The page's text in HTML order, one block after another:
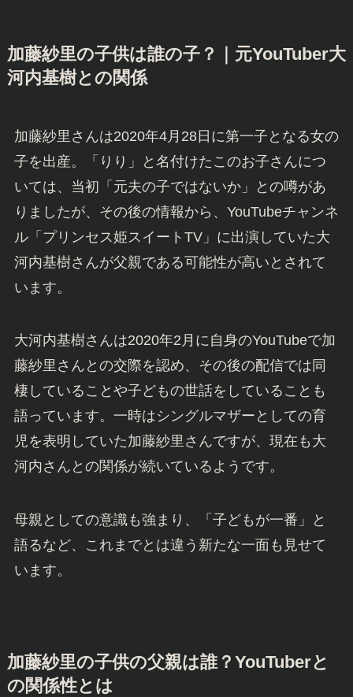
加藤紗里の子供は誰の子？｜元YouTuber大
河内基樹との関係
加藤紗里さんは2020年4月28日に第一子となる女の
子を出産。「りり」と名付けたこのお子さんにつ
いては、当初「元夫の子ではないか」との噂があ
りましたが、その後の情報から、YouTubeチャンネ
ル「プリンセス姫スイートTV」に出演していた大
河内基樹さんが父親である可能性が高いとされて
います。
大河内基樹さんは2020年2月に自身のYouTubeで加
藤紗里さんとの交際を認め、その後の配信では同
棲していることや子どもの世話をしていることも
語っています。一時はシングルマザーとしての育
児を表明していた加藤紗里さんですが、現在も大
河内さんとの関係が続いているようです。
母親としての意識も強まり、「子どもが一番」と
語るなど、これまでとは違う新たな一面も見せて
います。
加藤紗里の子供の父親は誰？YouTuberと
の関係性とは